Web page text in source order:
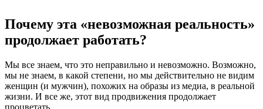
Почему эта «невозможная реальность»
продолжает работать?
Мы все знаем, что это неправильно и невозможно. Возможно,
мы не знаем, в какой степени, но мы действительно не видим
женщин (и мужчин), похожих на образы из медиа, в реальной
жизни. И все же, этот вид продвижения продолжает